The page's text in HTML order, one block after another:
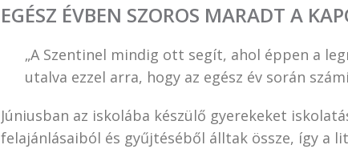
EGÉSZ ÉVBEN SZOROS MARADT A
„A Szentinel mindig ott segít, ahol éppen a
utalva ezzel arra, hogy az egész év során
Júniusban az iskolába készülő gyerekeket
felajánlásaiból és gyűjtéséből álltak össze, így a